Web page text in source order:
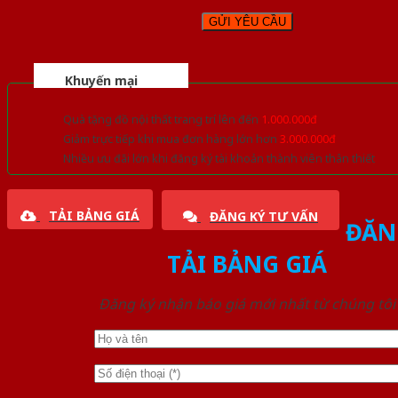
Khuyến mại
Quà tặng đồ nội thất trang trí lên đến 1.000.000đ
Giảm trực tiếp khi mua đơn hàng lớn hơn 3.000.000đ
Nhiều ưu đãi lớn khi đăng ký tài khoản thành viên thân thiết
TẢI BẢNG GIÁ ĐĂNG KÝ TƯ VẤN
TẢI BẢNG GIÁ
Đăng ký nhận báo giá mới nhất từ chúng tôi